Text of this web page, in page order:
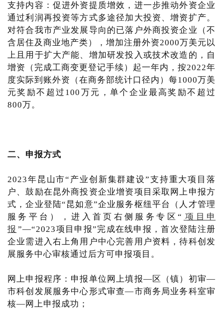
支持内容：促进外资提质增效，进一步推动外资企业
通过利润再投资等方式多途径加大投资、增资扩产。
对符合我市产业发展导向的已落户外商投资企业（不
含居住及商业地产类），增加注册外资2000万美元以
上且用于扩大产能、增加研发投入或技术改造的，自
增资（完成工商变更登记手续）起一年内，按2022年
度实际到账外资（在商务部统计口径内）每1000万美
元奖励不超过100万元，单个企业最高奖励不超过
800万。
二、申报方式
2023年昆山市“产业创新集群建设”支持重大项目落
户、鼓励在昆外商投资企业增资项目采取网上申报方
式，企业登陆“昆如意”企业服务枢纽平台（人才管理
服务平台），进入首页右侧服务专区“ 项目申
报 ”—“2023项目申报”完成在线申报，首次登陆注册
企业需进入右上角用户中心完善用户资料，待科创发
展服务中心审核通过后方可申报项目。
网上申报程序：申报单位网上填报—区（镇）初审—
市科创发展服务中心形式审查—市商务局业务科室审
核—网上申报成功；